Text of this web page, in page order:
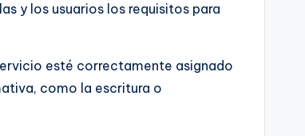
y los usuarios los requisitos para
esté correctamente asignado
como la escritura o